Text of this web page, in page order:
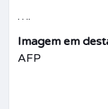
….
Imagem em
AFP